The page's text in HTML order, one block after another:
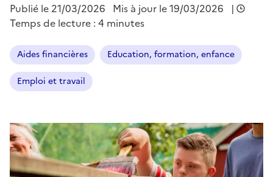
Publié le 21/03/2026 Mis à jour le 19/03/2026
|
Temps de lecture : 4 minutes
Aides financières Education, formation, enfance
Emploi et travail